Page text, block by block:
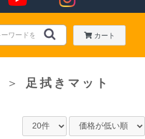
カート
＞ 足拭きマット